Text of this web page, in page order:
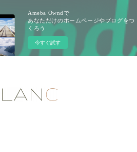
Ameba Owndで
あなただけのホームページやブログをつ
くろう
今すぐ試す